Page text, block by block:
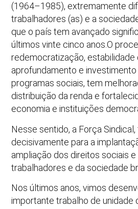
(1964–1985), extremamente
trabalhadores (as) e a
que o país tem avançado
últimos vinte cinco anos.O
redemocratização, estabilidade
aprofundamento e
programas sociais, tem
distribuição da renda e
economia e instituições
Nesse sentido, a Força
decisivamente para a
ampliação dos direitos sociais
trabalhadores e da sociedade
Nos últimos anos, vimos
importante trabalho de unidade